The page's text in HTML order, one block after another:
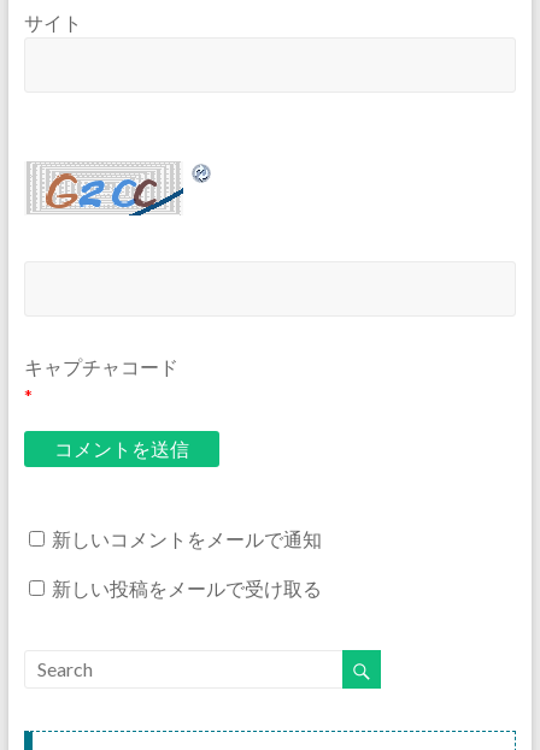
サイト
キャプチャコード
*
新しいコメントをメールで通知
新しい投稿をメールで受け取る